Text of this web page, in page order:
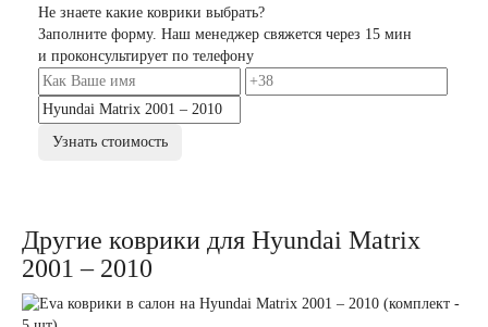
Не знаете какие коврики выбрать?
Заполните форму. Наш менеджер свяжется через 15 мин
и проконсультирует по телефону
Узнать стоимость
Другие коврики для Hyundai Matrix
2001 – 2010